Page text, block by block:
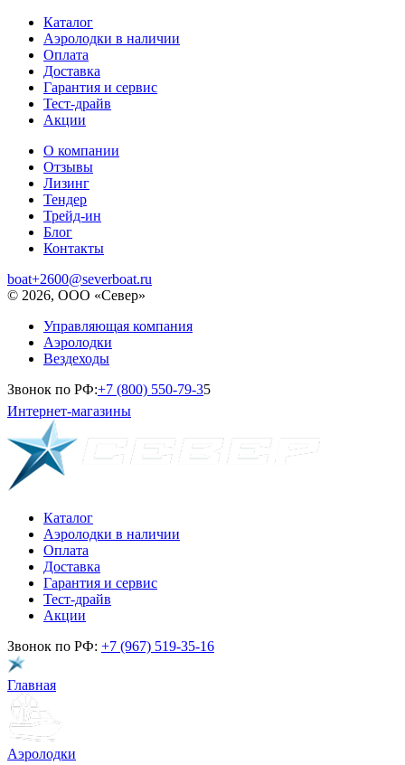
Каталог
Аэролодки в наличии
Оплата
Доставка
Гарантия и сервис
Тест-драйв
Акции
О компании
Отзывы
Лизинг
Тендер
Трейд-ин
Блог
Контакты
boat+2600@severboat.ru
© 2026, ООО «Север»
Управляющая компания
Аэролодки
Вездеходы
Звонок по РФ:+7 (800) 550-79-35
Интернет-магазины
Каталог
Аэролодки в наличии
Оплата
Доставка
Гарантия и сервис
Тест-драйв
Акции
Звонок по РФ: +7 (967) 519-35-16
Главная
Аэролодки